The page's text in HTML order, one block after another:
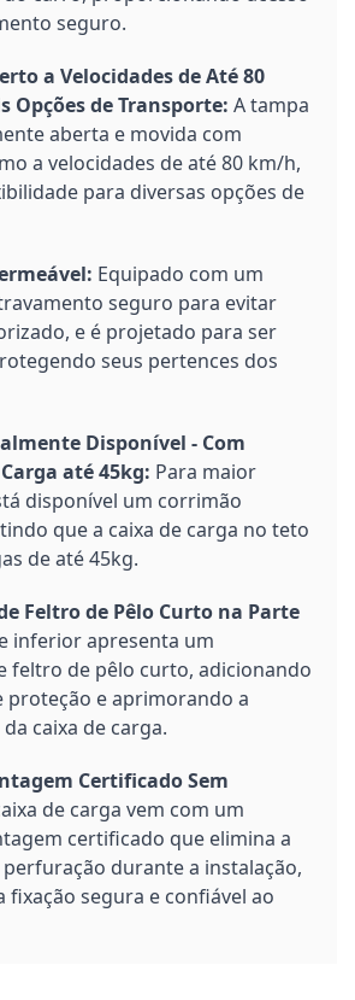
seguro.
a Velocidades de Até 80
Opções de Transporte: A tampa
aberta e movida com
a velocidades de até 80 km/h,
para diversas opções de
Equipado com um
seguro para evitar
e é projetado para ser
seus pertences dos
Disponível - Com
até 45kg: Para maior
disponível um corrimão
que a caixa de carga no teto
de até 45kg.
Feltro de Pêlo Curto na Parte
inferior apresenta um
feltro de pêlo curto, adicionando
proteção e aprimorando a
caixa de carga.
Certificado Sem
de carga vem com um
certificado que elimina a
perfuração durante a instalação,
segura e confiável ao